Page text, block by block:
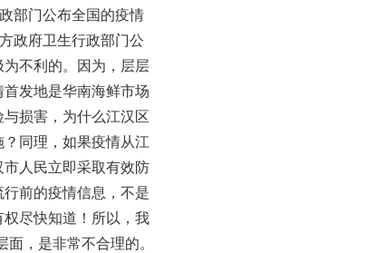
部门公布全国的疫情
政府卫生行政部门公
不利的。因为，层层
发地是华南海鲜市场
损害，为什么江汉区
同理，如果疫情从江
人民立即采取有效防
前的疫情信息，不是
尽快知道！所以，我
，是非常不合理的。